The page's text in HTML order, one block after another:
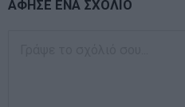
ΑΦΗΣΕ ΕΝΑ ΣΧΟΛΙΟ